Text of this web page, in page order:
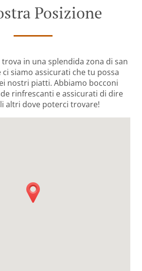
Posizione
in una splendida zona di san
siamo assicurati che tu possa
nostri piatti. Abbiamo bocconi
rinfrescanti e assicurati di dire
altri dove poterci trovare!